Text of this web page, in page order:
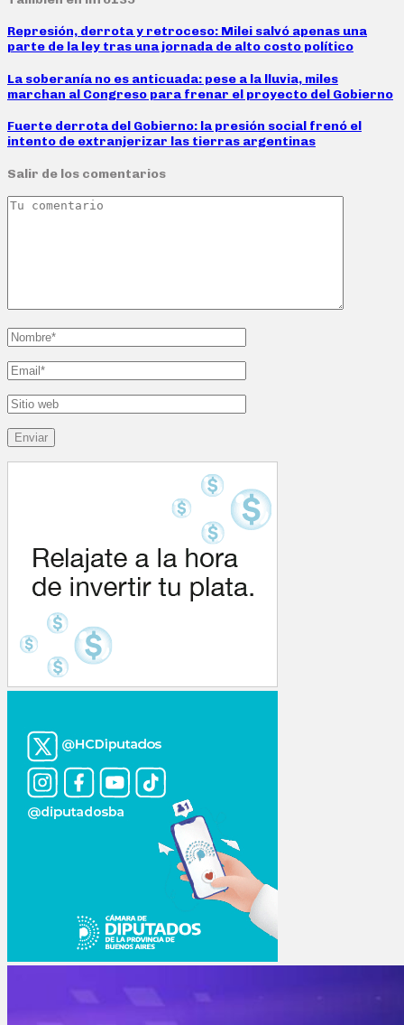
Represión, derrota y retroceso: Milei salvó apenas una
parte de la ley tras una jornada de alto costo político
La soberanía no es anticuada: pese a la lluvia, miles
marchan al Congreso para frenar el proyecto del Gobierno
Fuerte derrota del Gobierno: la presión social frenó el
intento de extranjerizar las tierras argentinas
Salir de los comentarios